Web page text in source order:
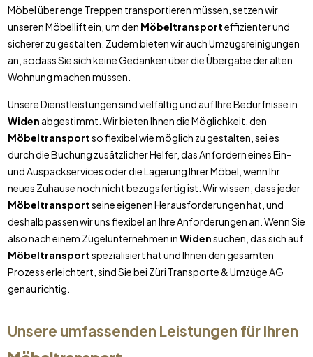
Möbel über enge Treppen transportieren müssen, setzen wir
unseren Möbellift ein, um den Möbeltransporteffizienter und
sicherer zu gestalten. Zudem bieten wir auch Umzugsreinigungen
an, sodass Sie sich keine Gedanken über die Übergabe der alten
Wohnung machen müssen.
Unsere Dienstleistungen sind vielfältig und auf Ihre Bedürfnisse in
Widen abgestimmt. Wir bieten Ihnen die Möglichkeit, den
Möbeltransportso flexibel wie möglich zu gestalten, sei es
durch die Buchung zusätzlicher Helfer, das Anfordern eines Ein-
und Auspackservices oder die Lagerung Ihrer Möbel, wenn Ihr
neues Zuhause noch nicht bezugsfertig ist. Wir wissen, dass jeder
Möbeltransportseine eigenen Herausforderungen hat, und
deshalb passen wir uns flexibel an Ihre Anforderungen an. Wenn Sie
also nach einem Zügelunternehmen inWidensuchen, das sich auf
Möbeltransportspezialisiert hat und Ihnen den gesamten
Prozess erleichtert, sind Sie bei Züri Transporte & Umzüge AG
genau richtig.
Unsere umfassenden Leistungen für Ihren